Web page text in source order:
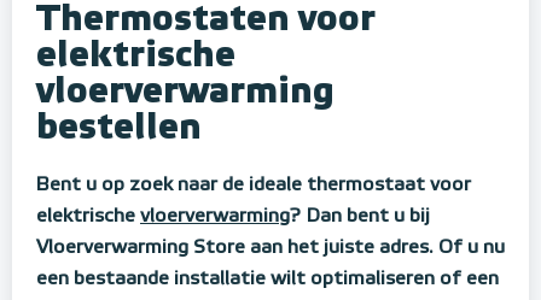
Thermostaten voor
elektrische
vloerverwarming
bestellen
Bent u op zoek naar de ideale thermostaat voor
elektrische vloerverwarming? Dan bent u bij
Vloerverwarming Store aan het juiste adres. Of u nu
een bestaande installatie wilt optimaliseren of een